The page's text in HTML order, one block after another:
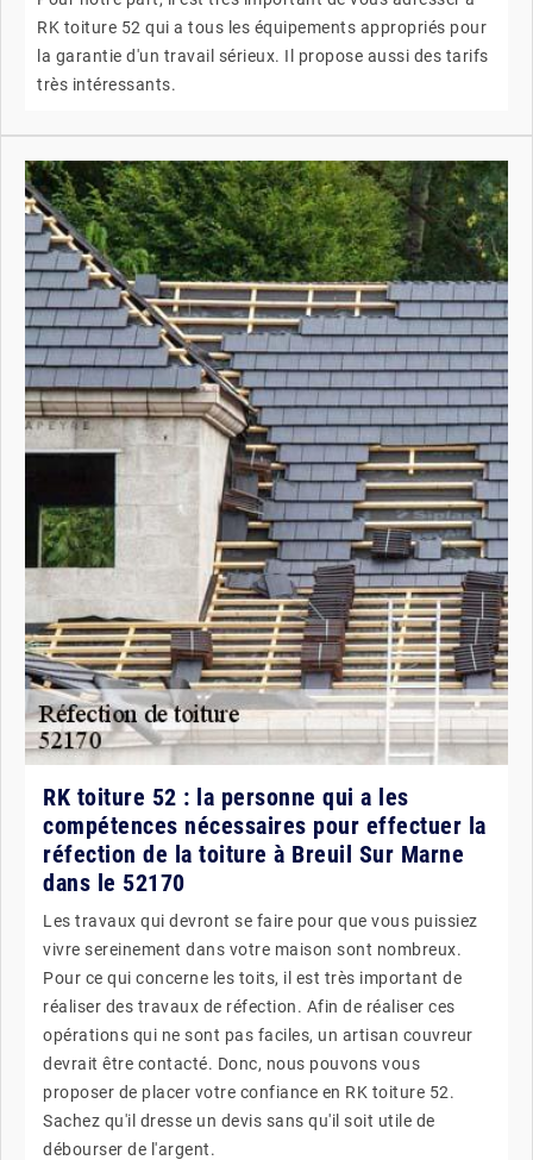
RK toiture 52 qui a tous les équipements appropriés pour
la garantie d'un travail sérieux. Il propose aussi des tarifs
très intéressants.
RK toiture 52 : la personne qui a les
compétences nécessaires pour effectuer la
réfection de la toiture à Breuil Sur Marne
dans le 52170
Les travaux qui devront se faire pour que vous puissiez
vivre sereinement dans votre maison sont nombreux.
Pour ce qui concerne les toits, il est très important de
réaliser des travaux de réfection. Afin de réaliser ces
opérations qui ne sont pas faciles, un artisan couvreur
devrait être contacté. Donc, nous pouvons vous
proposer de placer votre confiance en RK toiture 52.
Sachez qu'il dresse un devis sans qu'il soit utile de
débourser de l'argent.